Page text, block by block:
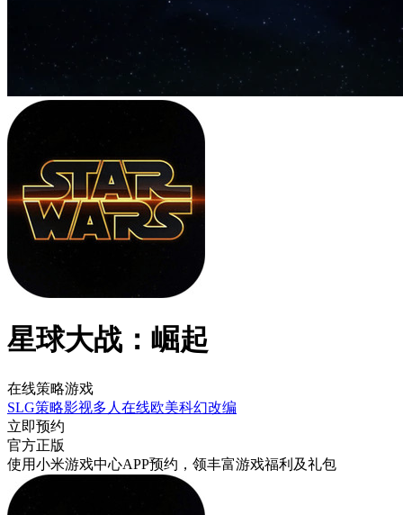
星球大战：崛起
在线策略游戏
SLG策略影视多人在线欧美科幻改编
立即预约
官方正版
使用小米游戏中心APP预约 ，领丰富游戏福利 及礼包